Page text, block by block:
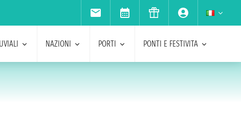
NAZIONI PORTI PONTI E FESTIVITA